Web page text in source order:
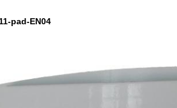
pad-EN04